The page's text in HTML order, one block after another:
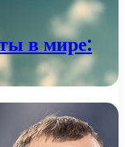
в мире: